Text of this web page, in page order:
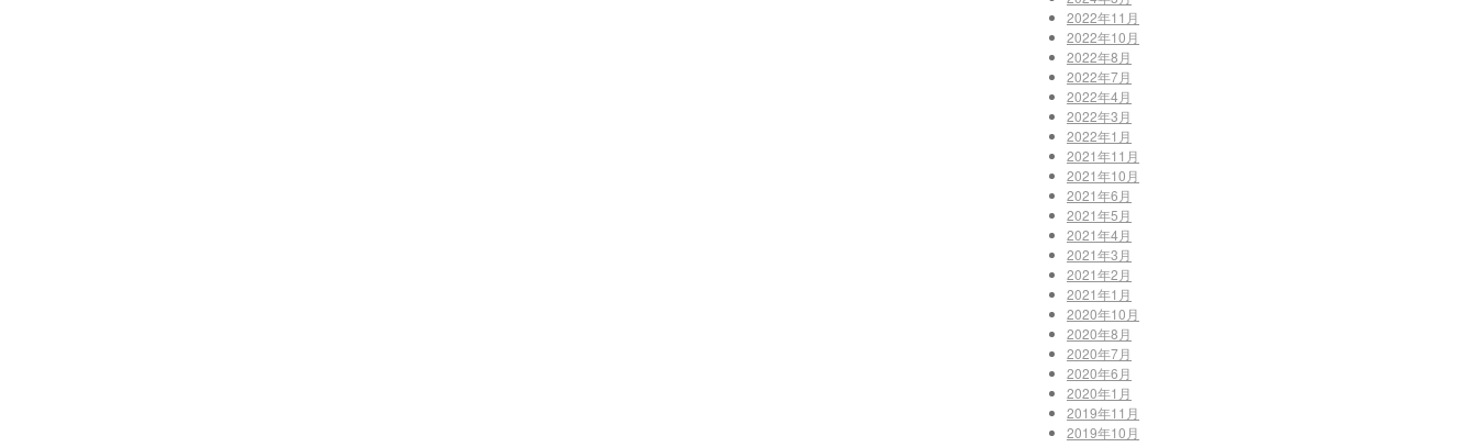
2022年11月
2022年10月
2022年8月
2022年7月
2022年4月
2022年3月
2022年1月
2021年11月
2021年10月
2021年6月
2021年5月
2021年4月
2021年3月
2021年2月
2021年1月
2020年10月
2020年8月
2020年7月
2020年6月
2020年1月
2019年11月
2019年10月